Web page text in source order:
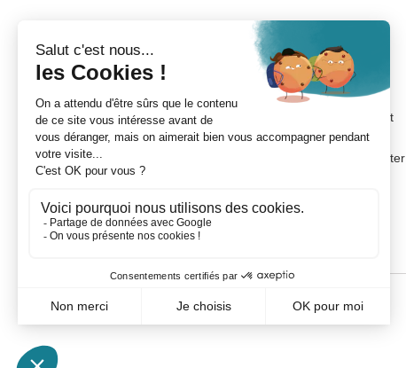
Mes devis
Mes avoirs
Mes adresses
Mes informations
Mes bons de réduction
Créer un compte
INFORMATIONS
Nouveaux produits
Conditions de livraison
Conditions d'utilisation et
CGV
A propos de Rolling Center